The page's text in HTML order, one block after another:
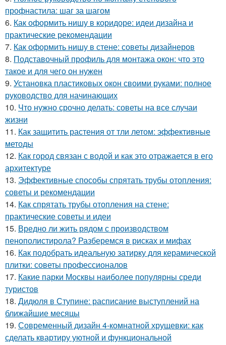
профнастила: шаг за шагом
6. Как оформить нишу в коридоре: идеи дизайна и
практические рекомендации
7. Как оформить нишу в стене: советы дизайнеров
8. Подставочный профиль для монтажа окон: что это
такое и для чего он нужен
9. Установка пластиковых окон своими руками: полное
руководство для начинающих
10. Что нужно срочно делать: советы на все случаи
жизни
11. Как защитить растения от тли летом: эффективные
методы
12. Как город связан с водой и как это отражается в его
архитектуре
13. Эффективные способы спрятать трубы отопления:
советы и рекомендации
14. Как спрятать трубы отопления на стене:
практические советы и идеи
15. Вредно ли жить рядом с производством
пенополистирола? Разберемся в рисках и мифах
16. Как подобрать идеальную затирку для керамической
плитки: советы профессионалов
17. Какие парки Москвы наиболее популярны среди
туристов
18. Дидюля в Ступине: расписание выступлений на
ближайшие месяцы
19. Современный дизайн 4-комнатной хрущевки: как
сделать квартиру уютной и функциональной